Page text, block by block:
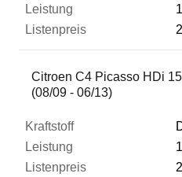
Citroen C4 Picasso HDi
(08/09 - 06/13)